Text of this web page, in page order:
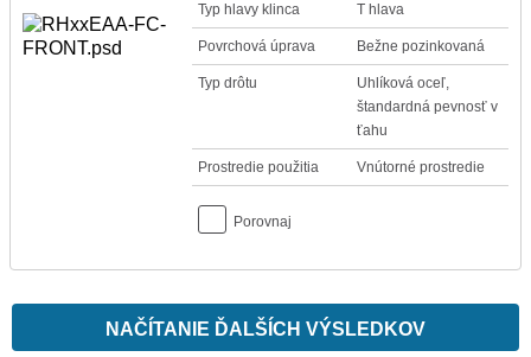
Typ hlavy klinca T hlava
Povrchová úprava Bežne pozinkovaná
Typ drôtu
Uhlíková oceľ,
štandardná pevnosť v
ťahu
Prostredie použitia Vnútorné prostredie
Porovnaj
NAČÍTANIE ĎALŠÍCH VÝSLEDKOV